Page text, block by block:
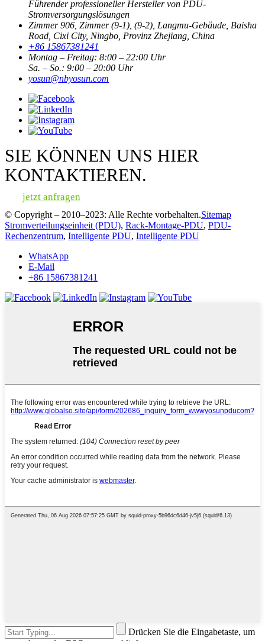
Führender professioneller Hersteller von PDU-
Stromversorgungslösungen
Zimmer 906, Zimmer (9-1), (9-2), Langmu-Gebäude, Baisha
Road, Cixi City, Ningbo, Provinz Zhejiang, China
+86 15867381241
Montag – Freitag: 8:00 – 22:00 Uhr
Sa. – So.: 9:00 – 20:00 Uhr
yosun@nbyosun.com
SIE KÖNNEN UNS HIER
KONTAKTIEREN.
jetzt anfragen
© Copyright – 2010–2023: Alle Rechte vorbehalten.Sitemap
Stromverteilungseinheit (PDU), Rack-Montage-PDU, PDU-
Rechenzentrum, Intelligente PDU, Intelligente PDU
WhatsApp
E-Mail
+86 15867381241
Drücken Sie die Eingabetaste, um